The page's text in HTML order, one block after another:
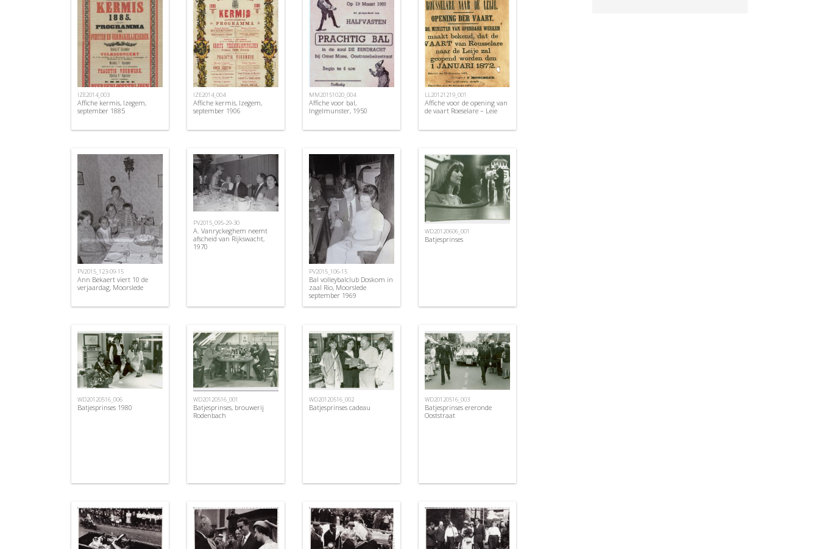
IZE2014_003
Affiche kermis, Izegem,
september 1885
IZE2014_004
Affiche kermis, Izegem,
september 1906
MM20151020_004
Affiche voor bal,
Ingelmunster, 1950
LL20121219_001
Affiche voor de opening van
de vaart Roeselare – Leie
PV2015_123-09-15
Ann Bekaert viert 10 de
verjaardag, Moorslede
PV2015_095-29-30
A. Vanryckeghem neemt
afscheid van Rijkswacht,
1970
PV2015_106-15
Bal volleybalclub Doskom in
zaal Rio, Moorslede
september 1969
WD20120606_001
Batjesprinses
WD20120516_006
Batjesprinses 1980
WD20120516_001
Batjesprinses, brouwerij
Rodenbach
WD20120516_002
Batjesprinses cadeau
WD20120516_003
Batjesprinses ereronde
Ooststraat